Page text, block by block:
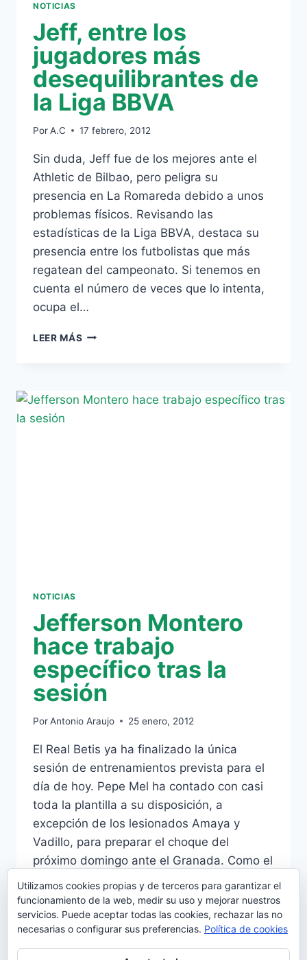
NOTICIAS
Jeff, entre los
jugadores más
desequilibrantes de
la Liga BBVA
PorA.C 17 febrero, 2012
Sin duda, Jeff fue de los mejores ante el
Athletic de Bilbao, pero peligra su
presencia en La Romareda debido a unos
problemas físicos. Revisando las
estadísticas de la Liga BBVA, destaca su
presencia entre los futbolistas que más
regatean del campeonato. Si tenemos en
cuenta el número de veces que lo intenta,
ocupa el…
LEER MÁS JEFF,
DESEQUILIBRANTES
NOTICIAS
Jefferson Montero
hace trabajo
específico tras la
sesión
PorAntonio Araujo 25 enero, 2012
El Real Betis ya ha finalizado la única
sesión de entrenamientos prevista para el
día de hoy. Pepe Mel ha contado con casi
toda la plantilla a su disposición, a
excepción de los lesionados Amaya y
Vadillo, para preparar el choque del
próximo domingo ante el Granada. Como el
propio técnico se quejó el otro…
LEER MÁS JEFFERSON
MONTERO
HACE
TRABAJO
Utilizamos cookies propias y de terceros para garantizar el
funcionamiento de la web, medir su uso y mejorar nuestros
servicios. Puede aceptar todas las cookies, rechazar las no
necesarias o configurar sus preferencias. Política de cookies